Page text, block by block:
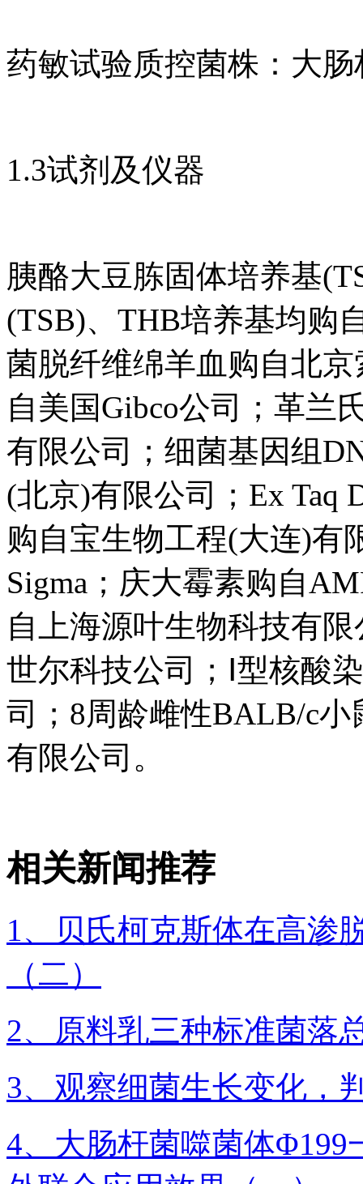
药敏试验质控菌株：大
1.3试剂及仪器
胰酪大豆胨固体培养基
(TSB)、THB培养基均购
菌脱纤维绵羊血购自北
自美国Gibco公司；革兰
有限公司；细菌基因组
(北京)有限公司；Ex Taq
购自宝生物工程(大连)有
Sigma；庆大霉素购自
自上海源叶生物科技有限
世尔科技公司；Ⅰ型核酸
司；8周龄雌性BALB/c
有限公司。
相关新闻推荐
1、贝氏柯克斯体在高渗
（二）
2、原料乳三种标准菌落
3、观察细菌生长变化，
4、大肠杆菌噬菌体Φ199